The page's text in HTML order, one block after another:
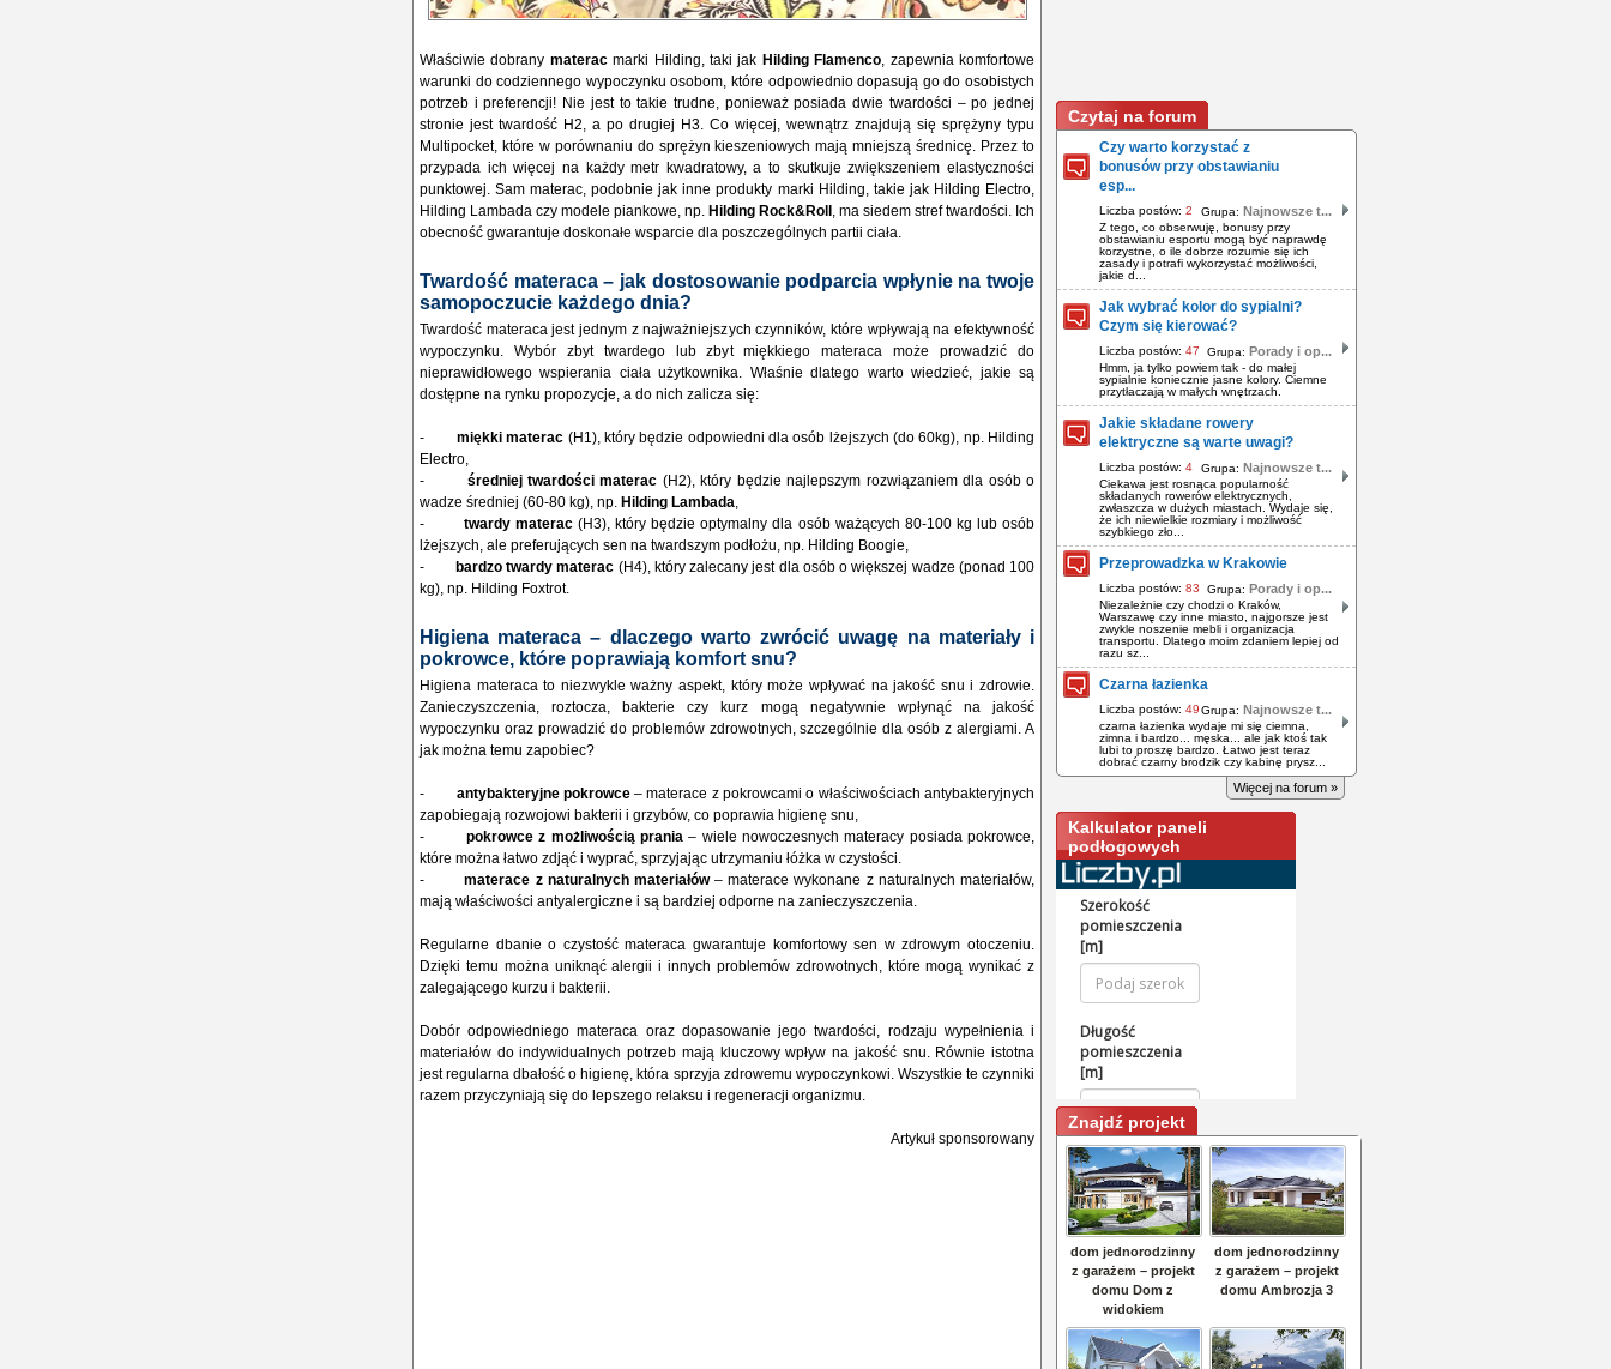
Właściwie dobrany materacmarki Hilding, taki jak Hilding Flamenco, zapewnia komfortowe
warunki do codziennego wypoczynku osobom, które odpowiednio dopasują go do osobistych
potrzeb i preferencji! Nie jest to takie trudne, ponieważ posiada dwie twardości – po jednej
stronie jest twardość H2, a po drugiej H3. Co więcej, wewnątrz znajdują się sprężyny typu
Multipocket, które w porównaniu do sprężyn kieszeniowych mają mniejszą średnicę. Przez to
przypada ich więcej na każdy metr kwadratowy, a to skutkuje zwiększeniem elastyczności
punktowej. Sam materac, podobnie jak inne produkty marki Hilding, takie jak Hilding Electro,
Hilding Lambada czy modele piankowe, np. Hilding Rock&Roll , ma siedem stref twardości. Ich
obecność gwarantuje doskonałe wsparcie dla poszczególnych partii ciała.
Twardość materaca – jak dostosowanie podparcia wpłynie na twoje
samopoczucie każdego dnia?
Twardość materaca jest jednym z najważniejszych czynników, które wpływają na efektywność
wypoczynku. Wybór zbyt twardego lub zbyt miękkiego materaca może prowadzić do
nieprawidłowego wspierania ciała użytkownika. Właśnie dlatego warto wiedzieć, jakie są
dostępne na rynku propozycje, a do nich zalicza się:
- miękki materac (H1), który będzie odpowiedni dla osób lżejszych (do 60kg), np. Hilding
Electro,
- średniej twardości materac (H2), który będzie najlepszym rozwiązaniem dla osób o
wadze średniej (60-80 kg), np. Hilding Lambada,
- twardy materac(H3), który będzie optymalny dla osób ważących 80-100 kg lub osób
lżejszych, ale preferujących sen na twardszym podłożu, np. Hilding Boogie,
-
bardzo twardy materac (H4), który zalecany jest dla osób o większej wadze (ponad 100
kg), np. Hilding Foxtrot.
Higiena materaca – dlaczego warto zwrócić uwagę na materiały i
pokrowce, które poprawiają komfort snu?
Higiena materaca to niezwykle ważny aspekt, który może wpływać na jakość snu i zdrowie.
Zanieczyszczenia, roztocza, bakterie czy kurz mogą negatywnie wpłynąć na jakość
wypoczynku oraz prowadzić do problemów zdrowotnych, szczególnie dla osób z alergiami. A
jak można temu zapobiec?
- antybakteryjne pokrowce– materace z pokrowcami o właściwościach antybakteryjnych
zapobiegają rozwojowi bakterii i grzybów, co poprawia higienę snu,
- pokrowce z możliwością prania– wiele nowoczesnych materacy posiada pokrowce,
które można łatwo zdjąć i wyprać, sprzyjając utrzymaniu łóżka w czystości.
-materace z naturalnych materiałów– materace wykonane z naturalnych materiałów,
mają właściwości antyalergiczne i są bardziej odporne na zanieczyszczenia.
Regularne dbanie o czystość materaca gwarantuje komfortowy sen w zdrowym otoczeniu.
Dzięki temu można uniknąć alergii i innych problemów zdrowotnych, które mogą wynikać z
zalegającego kurzu i bakterii.
Dobór odpowiedniego materaca oraz dopasowanie jego twardości, rodzaju wypełnienia i
materiałów do indywidualnych potrzeb mają kluczowy wpływ na jakość snu. Równie istotna
jest regularna dbałość o higienę, która sprzyja zdrowemu wypoczynkowi. Wszystkie te czynniki
razem przyczyniają się do lepszego relaksu i regeneracji organizmu.
Artykuł sponsorowany
Czytaj na forum
Czy warto korzystać z
bonusów przy obstawianiu
esp...
Liczba postów: 2 Grupa: Najnowsze t...
Z tego, co obserwuję, bonusy przy
obstawianiu esportu mogą być naprawdę
korzystne, o ile dobrze rozumie się ich
zasady i potrafi wykorzystać możliwości,
jakie d...
Jak wybrać kolor do sypialni?
Czym się kierować?
Liczba postów: 47 Grupa: Porady i op...
Hmm, ja tylko powiem tak - do małej
sypialnie koniecznie jasne kolory. Ciemne
przytłaczają w małych wnętrzach.
Jakie składane rowery
elektryczne są warte uwagi?
Liczba postów: 4 Grupa: Najnowsze t...
Ciekawa jest rosnąca popularność
składanych rowerów elektrycznych,
zwłaszcza w dużych miastach. Wydaje się,
że ich niewielkie rozmiary i możliwość
szybkiego zło...
Przeprowadzka w Krakowie
Liczba postów: 83 Grupa: Porady i op...
Niezależnie czy chodzi o Kraków,
Warszawę czy inne miasto, najgorsze jest
zwykle noszenie mebli i organizacja
transportu. Dlatego moim zdaniem lepiej od
razu sz...
Czarna łazienka
Liczba postów: 49Grupa: Najnowsze t...
czarna łazienka wydaje mi się ciemna,
zimna i bardzo... męska... ale jak ktoś tak
lubi to proszę bardzo. Łatwo jest teraz
dobrać czarny brodzik czy kabinę prysz...
Więcej na forum »
Kalkulator paneli
podłogowych
Znajdź projekt